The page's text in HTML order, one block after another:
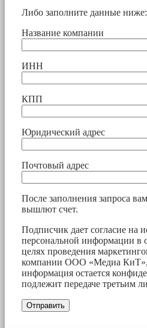
Либо заполните данные ниже:
Название компании
ИНН
КПП
Юридический адрес
Почтовый адрес
После заполнения запроса
вышлют счет.
Подписчик дает согласие на
персональной информации в
целях проведения
компании ООО «Медиа КиТ»,
информация остается
подлежит передаче третьим